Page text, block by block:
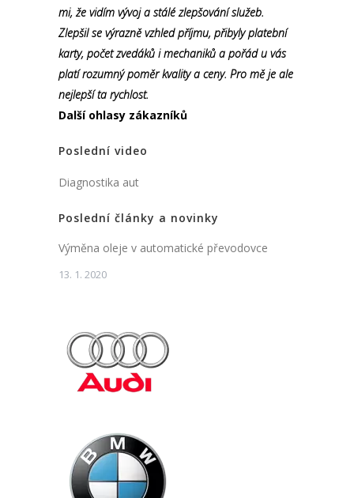
mi, že vidím vývoj a stálé zlepšování služeb.
Zlepšil se výrazně vzhled příjmu, přibyly platební
karty, počet zvedáků i mechaniků a pořád u vás
platí rozumný poměr kvality a ceny. Pro mě je ale
nejlepší ta rychlost.
Další ohlasy zákazníků
Poslední video
Diagnostika aut
Poslední články a novinky
Výměna oleje v automatické převodovce
13. 1. 2020